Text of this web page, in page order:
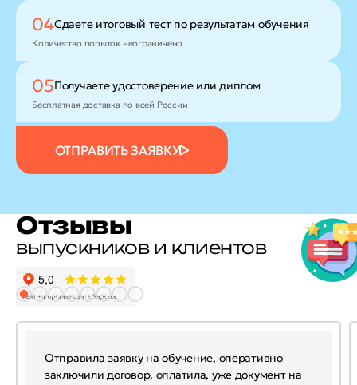
ОТПРАВИТЬ ЗАЯВКУ
04Сдаете итоговый тест по результатам обучения
Количество попыток неограничено
05Получаете удостоверение или диплом
Бесплатная доставка по всей России
Отзывы
выпускников и клиентов
Отправила заявку на обучение, оперативно
заключили договор, оплатила, уже документ на